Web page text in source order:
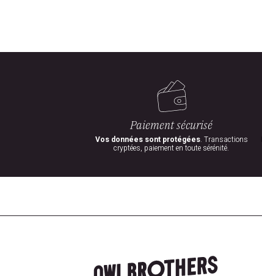
Paiement sécurisé
Vos données sont protégées. Transactions
cryptées, paiement en toute sérénité.